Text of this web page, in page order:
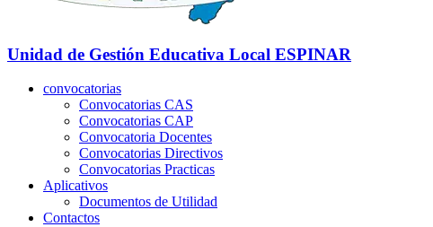
Unidad de Gestión Educativa Local ESPINAR
convocatorias
Convocatorias CAS
Convocatorias CAP
Convocatoria Docentes
Convocatorias Directivos
Convocatorias Practicas
Aplicativos
Documentos de Utilidad
Contactos